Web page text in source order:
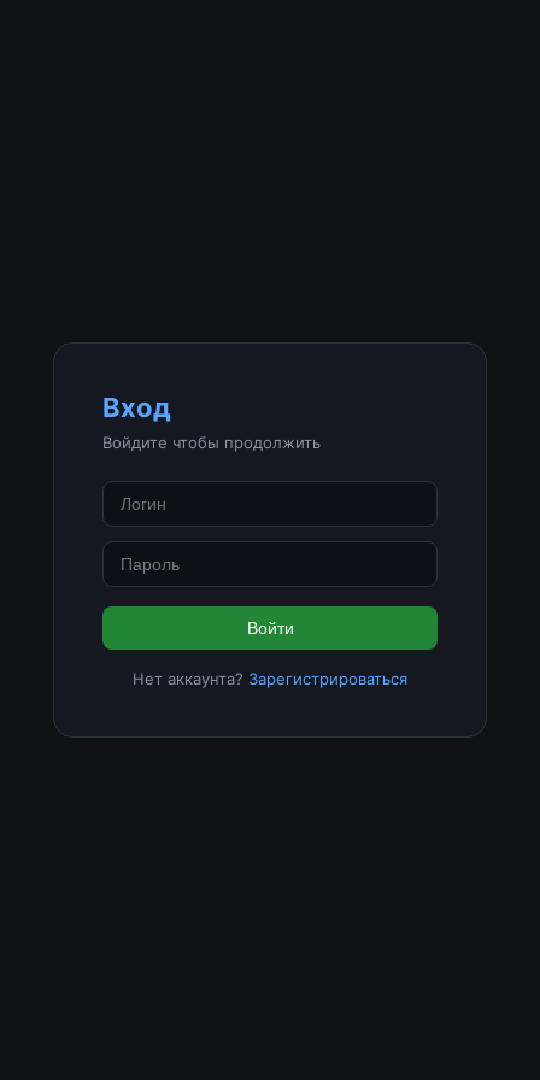
Вход
Войдите чтобы продолжить
Войти
Нет аккаунта? Зарегистрироваться